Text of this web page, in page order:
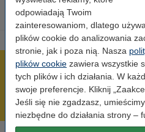
odpowiadają Twoim
zainteresowaniom, dlatego
plików cookie do analizowania
stronie, jak i poza nią. Nasza
plików cookie zawiera wszystkie
tych plików i ich działania. W
swoje preferencje. Kliknij
Jeśli się nie zgadzasz,
niezbędne do działania strony –
600 tysięcy zadowolonych
Wysyłka już dzisiaj!
Najniższe ceny!